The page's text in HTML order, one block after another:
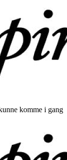
komme i gang